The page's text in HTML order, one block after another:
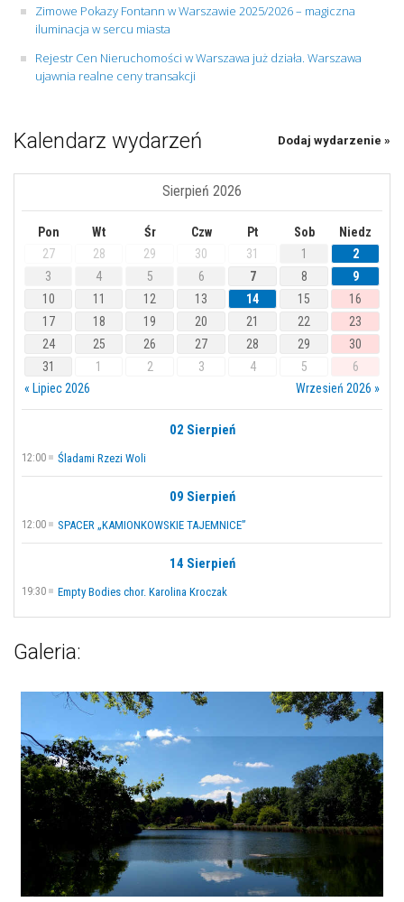
Zimowe Pokazy Fontann w Warszawie 2025/2026 – magiczna
iluminacja w sercu miasta
Rejestr Cen Nieruchomości w Warszawa już działa. Warszawa
ujawnia realne ceny transakcji
Kalendarz wydarzeń Dodaj wydarzenie »
Sierpień 2026
Pon Wt Śr Czw Pt Sob
Niedz
27
28 29 30 31 1
2
3
4 5 6 7 8
9
10
11 12 13 14 15
16
17
18 19 20 21 22
23
24
25 26 27 28 29
30
31
1 2 3 4 5
6
« Lipiec 2026
Wrzesień 2026 »
02 Sierpień
12:00 Śladami Rzezi Woli
09 Sierpień
12:00 SPACER „KAMIONKOWSKIE TAJEMNICE”
14 Sierpień
19:30 Empty Bodies chor. Karolina Kroczak
Galeria: